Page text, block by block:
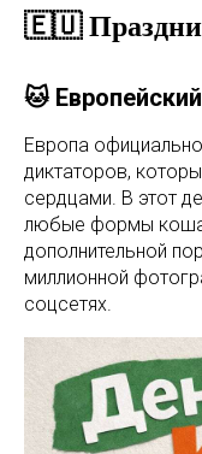
🇪🇺
🐱
Европа
диктаторов,
сердцами. В этот
любые формы
дополнительной
миллионной
соцсетях.